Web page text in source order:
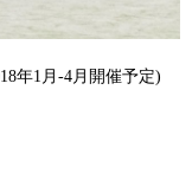
年1月-4月開催予定)